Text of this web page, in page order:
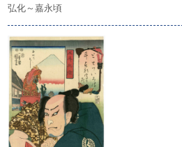
弘化～嘉永頃